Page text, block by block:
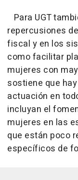
Para UGT
repercusiones
fiscal y en los
como facilitar
mujeres con
sostiene que
actuación en
incluyan el
mujeres en las
que están poco
específicos de